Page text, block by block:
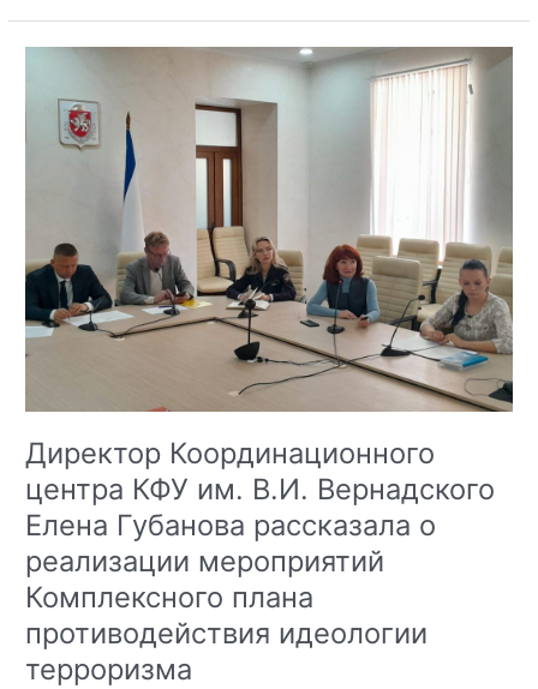
в
Институте
основы
антитеррористической
безопасности
Директор Координационного
центра КФУ им. В.И. Вернадского
Елена Губанова рассказала о
реализации мероприятий
Комплексного плана
противодействия идеологии
терроризма